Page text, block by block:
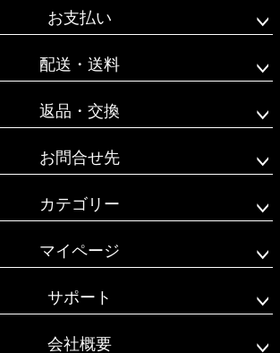
ップ
お支払い
配送・送料
返品・交換
お問合せ先
カテゴリー
マイページ
サポート
会社概要